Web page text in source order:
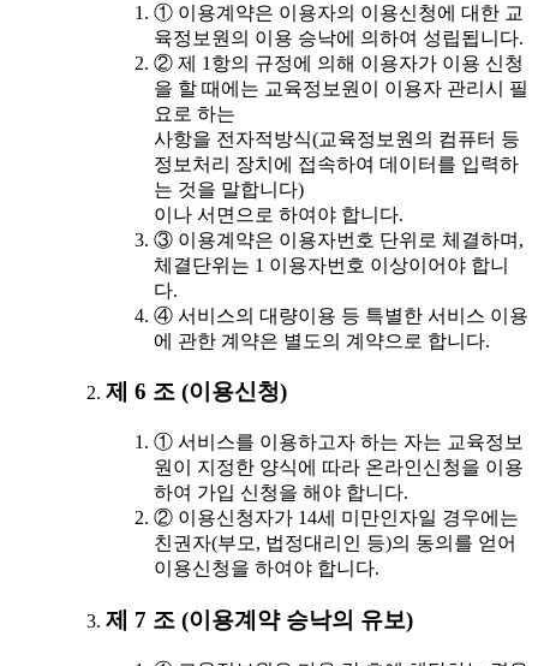
① 이용계약은 이용자의 이용신청에 대한 교
육정보원의 이용 승낙에 의하여 성립됩니다.
② 제 1항의 규정에 의해 이용자가 이용 신청
을 할 때에는 교육정보원이 이용자 관리시 필
요로 하는
사항을 전자적방식(교육정보원의 컴퓨터 등
정보처리 장치에 접속하여 데이터를 입력하
는 것을 말합니다)
이나 서면으로 하여야 합니다.
③ 이용계약은 이용자번호 단위로 체결하며,
체결단위는 1 이용자번호 이상이어야 합니
다.
④ 서비스의 대량이용 등 특별한 서비스 이용
에 관한 계약은 별도의 계약으로 합니다.
제 6 조 (이용신청)
① 서비스를 이용하고자 하는 자는 교육정보
원이 지정한 양식에 따라 온라인신청을 이용
하여 가입 신청을 해야 합니다.
② 이용신청자가 14세 미만인자일 경우에는
친권자(부모, 법정대리인 등)의 동의를 얻어
이용신청을 하여야 합니다.
제 7 조 (이용계약 승낙의 유보)